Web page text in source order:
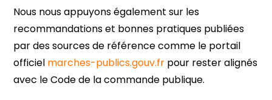
Nous nous appuyons également sur les
recommandations et bonnes pratiques publiées
par des sources de référence comme le portail
officiel marches-publics.gouv.fr pour rester alignés
avec le Code de la commande publique.